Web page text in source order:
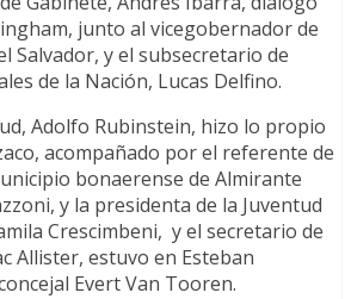
junto al vicegobernador de
Salvador, y el subsecretario de
de la Nación, Lucas Delfino.
Adolfo Rubinstein, hizo lo propio
acompañado por el referente de
bonaerense de Almirante
y la presidenta de la Juventud
Crescimbeni, y el secretario de
Allister, estuvo en Esteban
Evert Van Tooren.